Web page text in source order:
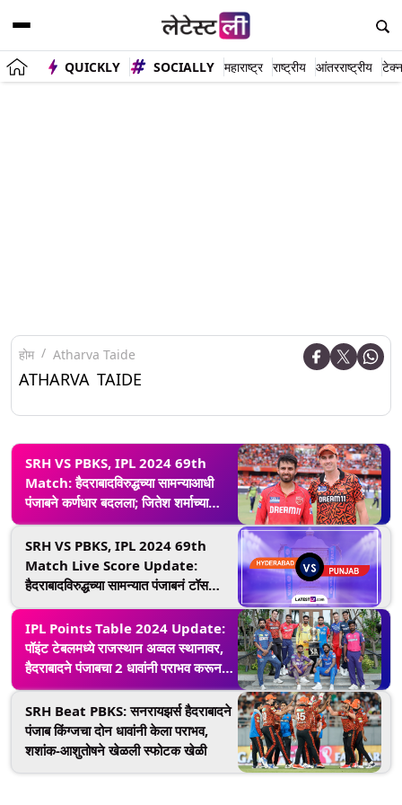
QUICKLY SOCIALLY महाराष्ट्र राष्ट्रीय आंतरराष्ट्रीय
होम Atharva Taide
ATHARVA TAIDE
SRH VS PBKS, IPL 2024 69th
Match: हैदराबादविरुद्धच्या सामन्याआधी
पंजाबने कर्णधार बदलला; जितेश शर्माच्या
नेतृत्त्वात खेळणार संघ, पाहा प्लेइंग XI
SRH VS PBKS, IPL 2024 69th
Match Live Score Update:
हैदराबादविरुद्धच्या सामन्यात पंजाबनं टॉस
जिंकला, प्रथम फलंदाजीचा घेतला निर्णय
IPL Points Table 2024 Update:
पॉइंट टेबलमध्ये राजस्थान अव्वल स्थानावर,
हैदराबादने पंजाबचा 2 धावांनी पराभव करून
आपले स्थान राखले; जाणून घ्या इतर संघांची
स्थिती
SRH Beat PBKS: सनरायझर्स हैदराबादने
पंजाब किंग्जचा दोन धावांनी केला पराभव,
शशांक-आशुतोषने खेळली स्फोटक खेळी